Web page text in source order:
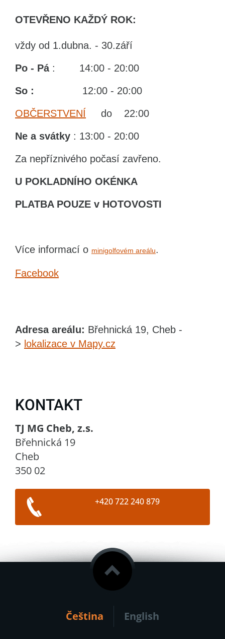
OTEVŘENO KAŽDÝ ROK:
vždy od 1.dubna. - 30.září
Po - Pá : 14:00 - 20:00
So : 12:00 - 20:00
OBČERSTVENÍ do 22:00
Ne a svátky : 13:00 - 20:00
Za nepříznivého počasí zavřeno.
U POKLADNÍHO OKÉNKA
PLATBA POUZE v HOTOVOSTI
Více informací o minigolfovém areálu.
Facebook
Adresa areálu: Břehnická 19, Cheb -
> lokalizace v Mapy.cz
KONTAKT
TJ MG Cheb, z.s.
Břehnická 19
Cheb
350 02
+420 722 240 879
Čeština English